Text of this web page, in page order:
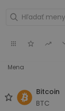
Mena
Bitcoin
BTC